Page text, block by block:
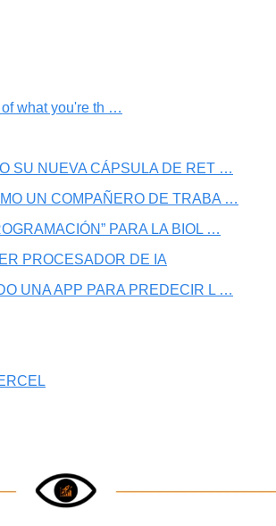
what you're th …
SU NUEVA CÁPSULA DE RET …
UN COMPAÑERO DE TRABA …
PARA LA BIOL …
PROCESADOR DE IA
UNA APP PARA PREDECIR L …